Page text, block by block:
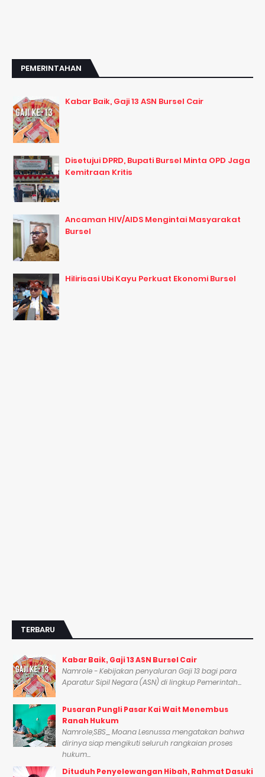
PEMERINTAHAN
Kabar Baik, Gaji 13 ASN Bursel Cair
Disetujui DPRD, Bupati Bursel Minta OPD Jaga
Kemitraan Kritis
Ancaman HIV/AIDS Mengintai Masyarakat
Bursel
Hilirisasi Ubi Kayu Perkuat Ekonomi Bursel
TERBARU
Kabar Baik, Gaji 13 ASN Bursel Cair
Namrole - Kebijakan penyaluran Gaji 13 bagi para
Aparatur Sipil Negara (ASN) di lingkup Pemerintah...
Pusaran Pungli Pasar Kai Wait Menembus
Ranah Hukum
Namrole,SBS_ Moana Lesnussa mengatakan bahwa
dirinya siap mengikuti seluruh rangkaian proses
hukum...
Dituduh Penyelewangan Hibah, Rahmat Dasuki